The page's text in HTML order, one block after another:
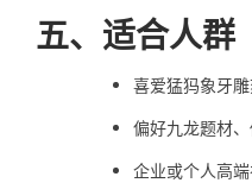
五、适合人群
喜爱猛犸象牙
偏好九龙题材
企业或个人高